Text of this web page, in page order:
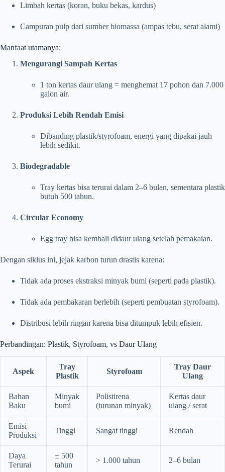
Limbah kertas (koran, buku bekas, kardus)
Campuran pulp dari sumber biomassa (ampas tebu, serat alami)
Manfaat utamanya:
Mengurangi Sampah Kertas
1 ton kertas daur ulang = menghemat 17 pohon dan 7.000
galon air.
Produksi Lebih Rendah Emisi
Dibanding plastik/styrofoam, energi yang dipakai jauh
lebih sedikit.
Biodegradable
Tray kertas bisa terurai dalam 2–6 bulan, sementara plastik
butuh 500 tahun.
Circular Economy
Egg tray bisa kembali didaur ulang setelah pemakaian.
Dengan siklus ini, jejak karbon turun drastis karena:
Tidak ada proses ekstraksi minyak bumi (seperti pada plastik).
Tidak ada pembakaran berlebih (seperti pembuatan styrofoam).
Distribusi lebih ringan karena bisa ditumpuk lebih efisien.
Perbandingan: Plastik, Styrofoam, vs Daur Ulang
Aspek
Tray
Plastik
Styrofoam
Tray Daur
Ulang
Bahan
Baku
Minyak
bumi
Polistirena
(turunan minyak)
Kertas daur
ulang / serat
Emisi
Produksi
Tinggi Sangat tinggi Rendah
Daya
Terurai
± 500
tahun
> 1.000 tahun 2–6 bulan